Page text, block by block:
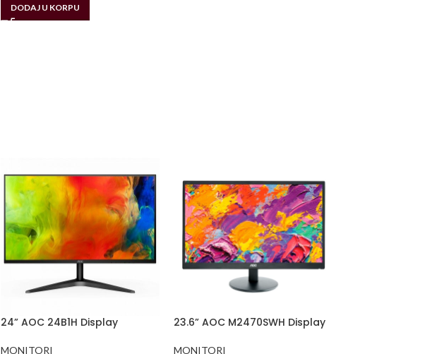
DODAJ U KORPU
24” AOC 24B1H Display
MONITORI
23.6” AOC M2470SWH Display
MONITORI